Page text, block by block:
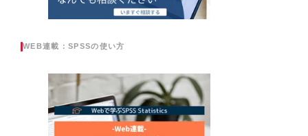
WEB連載：SPSSの使い方